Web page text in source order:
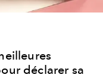
déclarer sa